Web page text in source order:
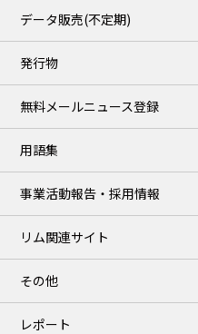
データ販売(不定期)
発行物
無料メールニュース登録
用語集
事業活動報告・採用情報
リム関連サイト
その他
レポート